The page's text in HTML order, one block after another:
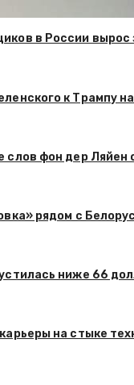
в России вырос
к Трампу
фон дер Ляйен
рядом с
ниже 66
на стыке